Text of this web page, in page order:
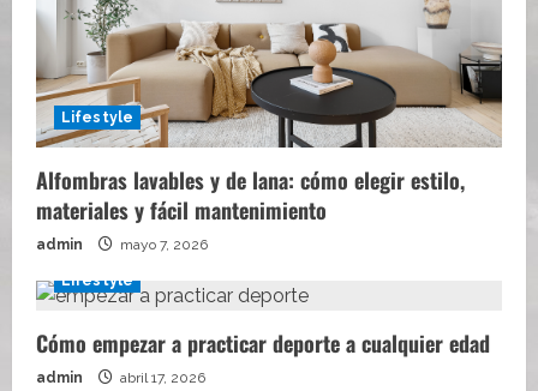
Lifestyle
Alfombras lavables y de lana: cómo elegir estilo,
materiales y fácil mantenimiento
admin mayo 7, 2026
Lifestyle
Cómo empezar a practicar deporte a cualquier edad
admin abril 17, 2026